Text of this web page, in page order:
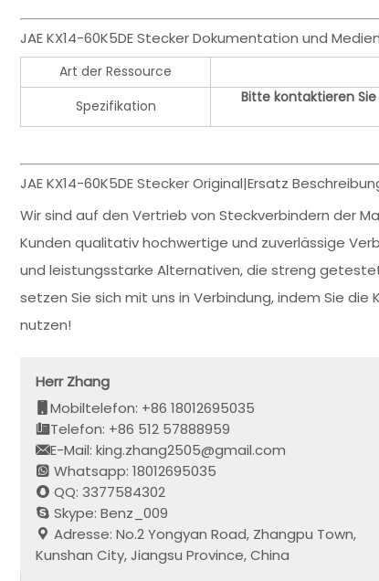
JAE KX14-60K5DE Stecker Dokumentation und
Art der Ressource
Spezifikation
Bitte kontaktieren
JAE KX14-60K5DE Stecker Original|Ersatz
Wir sind auf den Vertrieb von Steckverbindern der
Kunden qualitativ hochwertige und zuverlässige
und leistungsstarke Alternativen, die streng
setzen Sie sich mit uns in Verbindung, indem Sie
nutzen!
Herr Zhang
Mobiltelefon: +86 18012695035
Telefon: +86 512 57888959
E-Mail: king.zhang2505@gmail.com
Whatsapp: 18012695035
QQ: 3377584302
Skype: Benz_009
Adresse: No.2 Yongyan Road, Zhangpu Town,
Kunshan City, Jiangsu Province, China